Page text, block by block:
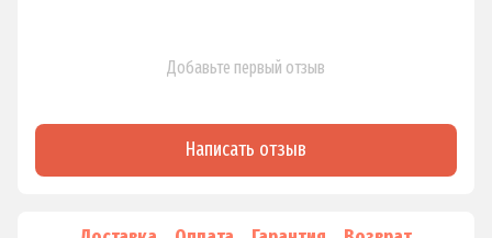
Добавьте первый отзыв
Написать отзыв